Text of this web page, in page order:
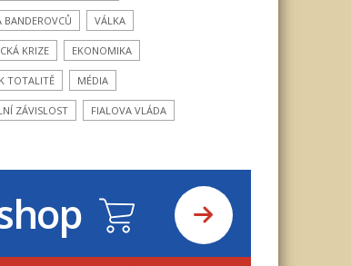
BANDEROVCŮ VÁLKA
KRIZE EKONOMIKA
TOTALITĚ MÉDIA
ZÁVISLOST FIALOVA VLÁDA